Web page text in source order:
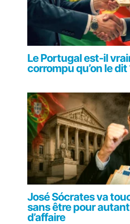
Le Portugal est-il
corrompu qu’on le dit
José Sócrates va
sans être pour
d’affaire